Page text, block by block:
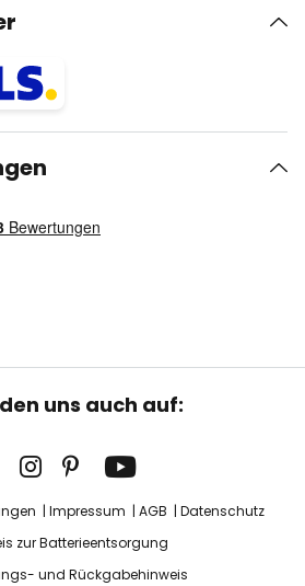
uns auch auf:
Impressum AGB
Datenschutz
zur Batterieentsorgung
und Rückgabehinweis